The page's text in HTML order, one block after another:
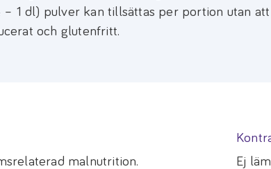
1 dl) pulver kan tillsättas per portion utan
och glutenfritt.
malnutrition.
Ej